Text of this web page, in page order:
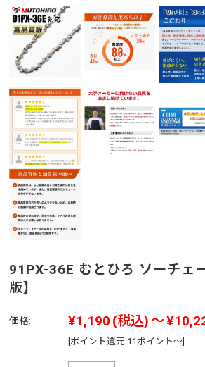
91PX-36E むとひろ ソーチェ
版】
価格: ¥1,190 (税込) ～
[ポイント還元 11ポイント～]